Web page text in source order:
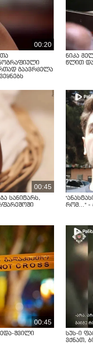
00:20
გაავრცელა
ნიკა
წლით და
00:45
სანიტარს,
რომ..." -
00:45
შვილი
სუს-ი
ვქნათ,